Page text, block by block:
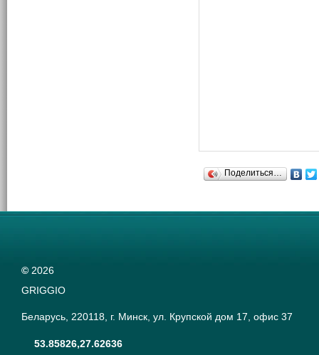
Поделиться…
© 2026
GRIGGIO
Беларусь, 220118, г. Минск, ул. Крупской дом 17, офис 37
53.85826,27.62636